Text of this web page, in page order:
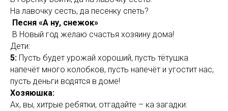
На лавочку сесть, да песенку спеть?
Песня «А ну, снежок»
В Новый год желаю счастья хозяину дома!
Дети:
5: Пусть будет урожай хороший, пусть тётушка
напечёт много колобков, пусть напечёт и угостит нас,
пусть деньги водятся в доме!
Хозяюшка:
Ах, вы, хитрые ребятки, отгадайте – ка загадки: